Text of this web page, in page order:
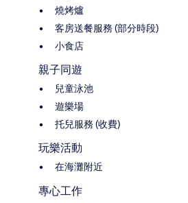
燒烤爐
客房送餐服務 (部分時段)
小食店
親子同遊
兒童泳池
遊樂場
托兒服務 (收費)
玩樂活動
在海灘附近
專心工作